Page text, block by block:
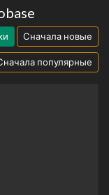
Сначала новые
популярные